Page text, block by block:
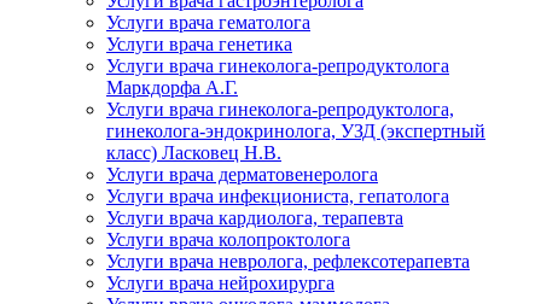
Услуги врача гематолога
Услуги врача генетика
Услуги врача гинеколога-репродуктолога
Маркдорфа А.Г.
Услуги врача гинеколога-репродуктолога,
гинеколога-эндокринолога, УЗД (экспертный
класс) Ласковец Н.В.
Услуги врача дерматовенеролога
Услуги врача инфекциониста, гепатолога
Услуги врача кардиолога, терапевта
Услуги врача колопроктолога
Услуги врача невролога, рефлексотерапевта
Услуги врача нейрохирурга